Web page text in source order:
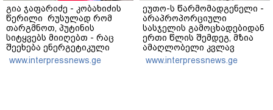
გია ჯაფარიძე - კობახიძის
წერილი რუსულად რომ
თარგმნოთ, პუტინის
სიტყვებს მიიღებთ - რაც
შეეხება ენერგეტიკული
სისტემის პრობლემას,
ნამდვილად ვაპირებ
www.interpressnews.ge
ეუთო-ს წარმომადგენელი -
არაპროპორციული
სასჯელის გამოცხადებიდან
ერთი წლის შემდეგ, მზია
ამაღლობელი კვლავ
პატიმრობაში რჩება -
მოვუწოდებ საქართველოს
www.interpressnews.ge